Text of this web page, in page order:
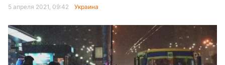
5 апреля 2021, 09:42 Украина